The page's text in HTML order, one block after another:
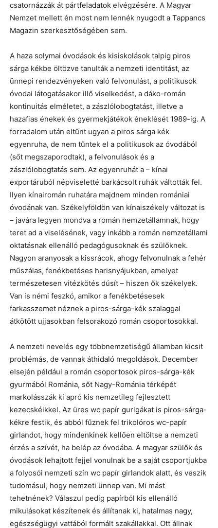
csatornázzák át pártfeladatok elvégzésére. A Magyar
Nemzet mellett én most nem lennék nyugodt a Tappancs
Magazin szerkesztőségében sem.
A haza solymai óvodások és kisiskolások talpig piros
sárga kékbe öltözve tanulták a nemzeti identitást, az
ünnepi rendezvényeken való felvonulást, a politikusok
óvodai látogatásakor illő viselkedést, a dáko-román
kontinuitás elméletet, a zászlólobogtatást, illetve a
hazafias énekek és gyermekjátékok éneklését 1989-ig. A
forradalom után eltűnt ugyan a piros sárga kék
egyenruha, de nem tűntek el a politikusok az óvodából
(sőt megszaporodtak), a felvonulások és a
zászlólobogtatás sem. Az egyenruhát a – kínai
exportáruból népviseletté barkácsolt ruhák váltották fel.
Ilyen kínairomán ruhatára majdnem minden romániai
óvodának van. Székelyföldön van kínaiszékely változat is
– javára legyen mondva a román nemzetállamnak, hogy
teret ad a viselésének, vagy inkább a román nemzetállami
oktatásnak ellenálló pedagógusoknak és szülőknek.
Nagyon aranyosak a kissrácok, ahogy felvonulnak a fehér
műszálas, fenékbetéses harisnyájukban, amelyet
természetesen vitézkötés dúsít – hiszen ők székelyek.
Van is némi feszkó, amikor a fenékbetésesek
farkasszemet néznek a piros-sárga-kék szalaggal
átkötött ujjasokban felsorakozó román csoportosokkal.
A nemzeti nevelés egy többnemzetiségű államban kicsit
problémás, de vannak áthidaló megoldások. December
elsején például a román csoportosok piros-sárga-kék
gyurmából Románia, sőt Nagy-Románia térképét
markolásszák ki apró kis nemzetileg fejlesztett
kezecskéikkel. Az üres wc papír gurigákat is piros-sárga-
kékre festik, és abból fűznek fel trikolóros wc-papír
girlandot, hogy mindenkinek kellően eltöltse a nemzeti
érzés a szívét, ha belép az óvodába. A magyar szülők és
óvodások lehajtott fejjel vonulnak be a saját csoportjukba
a folyosói nemzeti szín wc papír girlandok alatt, és veszik
tudomásul, hogy nemzeti ünnep van. Mi mást
tehetnének? Válaszul pedig papírból kis ellenálló
mikulásokat készítenek és állítanak ki, hatalmas nagy,
egészségügyi vattából formált szakállakkal. Ott állnak